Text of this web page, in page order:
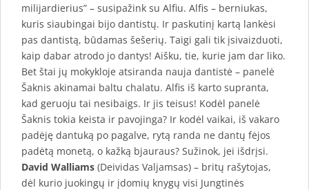
milijardierius” – susipažink su Alfiu. Alfis – berniukas,
kuris siaubingai bijo dantistų. Ir paskutinį kartą lankėsi
pas dantistą, būdamas šešerių. Taigi gali tik įsivaizduoti,
kaip dabar atrodo jo dantys! Aišku, tie, kurie jam dar liko.
Bet štai jų mokykloje atsiranda nauja dantistė – panelė
Šaknis akinamai baltu chalatu. Alfis iš karto supranta,
kad geruoju tai nesibaigs. Ir jis teisus! Kodėl panelė
Šaknis tokia keista ir pavojinga? Ir kodėl vaikai, iš vakaro
padėję dantuką po pagalve, rytą randa ne dantų fėjos
padėtą monetą, o kažką bjauraus? Sužinok, jei išdrįsi.
David Walliams (Deividas Valjamsas) – britų rašytojas,
dėl kurio juokingų ir įdomių knygų visi Jungtinės